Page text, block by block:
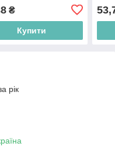
₴
Купити
рік